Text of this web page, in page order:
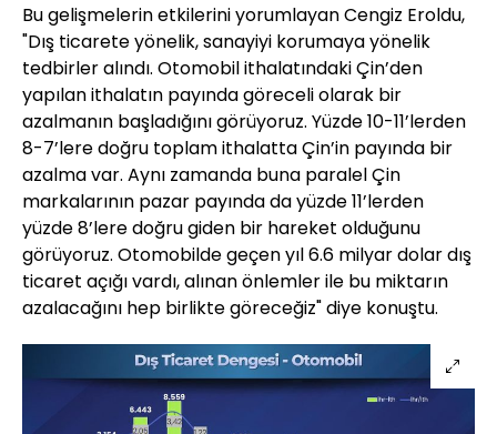
Bu gelişmelerin etkilerini yorumlayan Cengiz Eroldu,
"Dış ticarete yönelik, sanayiyi korumaya yönelik
tedbirler alındı. Otomobil ithalatındaki Çin’den
yapılan ithalatın payında göreceli olarak bir
azalmanın başladığını görüyoruz. Yüzde 10-11’lerden
8-7’lere doğru toplam ithalatta Çin’in payında bir
azalma var. Aynı zamanda buna paralel Çin
markalarının pazar payında da yüzde 11’lerden
yüzde 8’lere doğru giden bir hareket olduğunu
görüyoruz. Otomobilde geçen yıl 6.6 milyar dolar dış
ticaret açığı vardı, alınan önlemler ile bu miktarın
azalacağını hep birlikte göreceğiz" diye konuştu.